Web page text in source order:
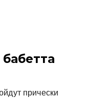
прически